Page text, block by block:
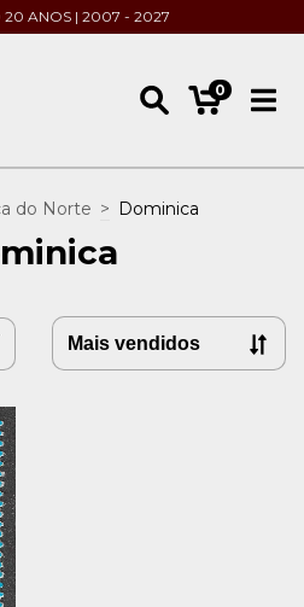
20 ANOS | 2007 - 2027
0
do Norte > Dominica